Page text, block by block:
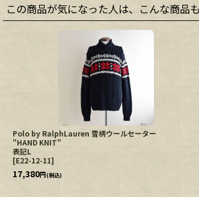
この商品が気になった人は、こんな商品
Polo by RalphLauren 雪柄ウールセーター
"HAND KNIT"
表記L
[E22-12-11]
17,380円(税込)